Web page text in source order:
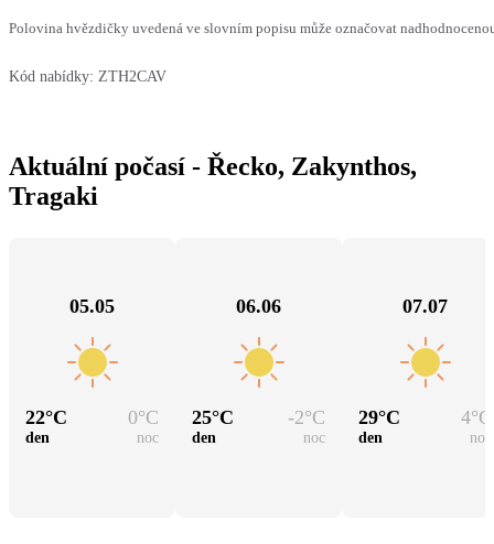
Polovina hvězdičky uvedená ve slovním popisu může označovat
Kód nabídky: ZTH2CAV
Aktuální počasí - Řecko, Zakynthos,
Tragaki
05.05
22°C 0°C
den noc
06.06
25°C -2°C
den noc
07.07
29°C 4°C
den noc